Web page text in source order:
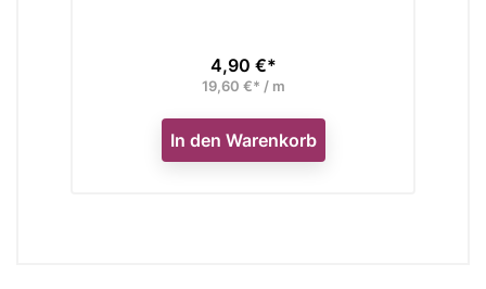
Preis
4,90 €*
19,60 €* / m
In den Warenkorb